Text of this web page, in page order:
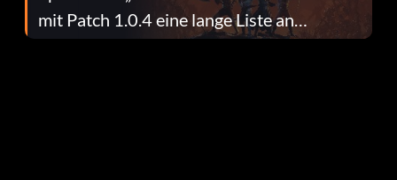
mit Patch 1.0.4 eine lange Liste an
Fehlerbehebungen